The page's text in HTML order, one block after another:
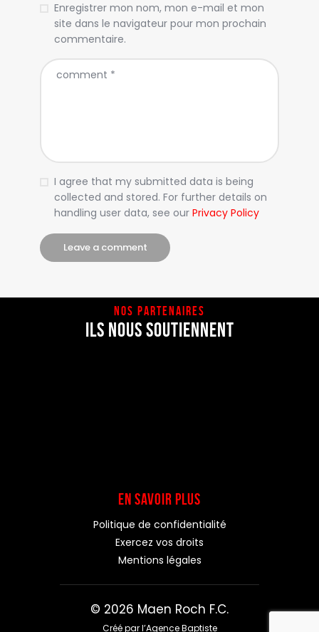
Enregistrer mon nom, mon e-mail et mon
site dans le navigateur pour mon prochain
commentaire.
I agree that my submitted data is being
collected and stored. For further details on
handling user data, see our Privacy Policy
NOS PARTENAIRES
ILS NOUS SOUTIENNENT
EN SAVOIR PLUS
Politique de confidentialité
Exercez vos droits
Mentions légales
© 2026 Maen Roch F.C.
Créé par l’Agence Baptiste